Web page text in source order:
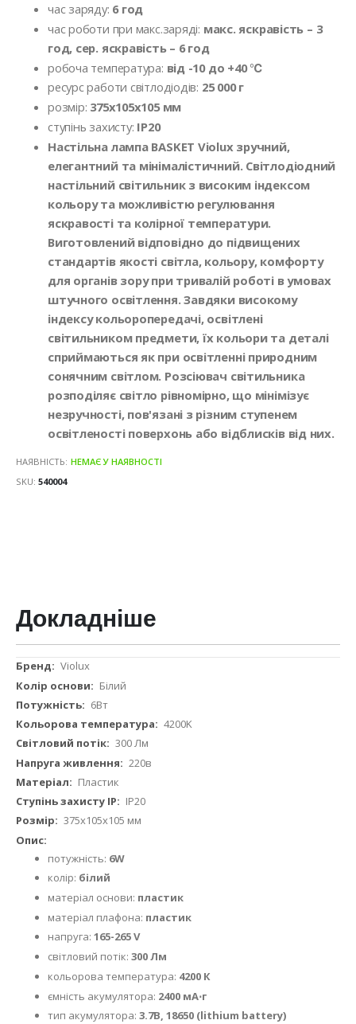
час заряду: 6 год
час роботи при макс.заряді: макс. яскравість – 3
год, сер. яскравість – 6 год
робоча температура: від -10 до +40 ℃
ресурс работи світлодіодів: 25 000 г
розмір: 375х105х105мм
ступінь захисту: IP20
Настільна лампа BASKET Violux зручний,
елегантний та мінімалістичний. Світлодіодний
настільний світильник з високим індексом
кольору та можливістю регулювання
яскравості та колірної температури.
Виготовлений відповідно до підвищених
стандартів якості світла, кольору, комфорту
для органів зору при тривалій роботі в умовах
штучного освітлення. Завдяки високому
індексу кольоропередачі, освітлені
світильником предмети, їх кольори та деталі
сприймаються як при освітленні природним
сонячним світлом. Розсіювач світильника
розподіляє світло рівномірно, що мінімізує
незручності, пов'язані з різним ступенем
освітленості поверхонь або відблисків від них.
НАЯВНІСТЬ: НЕМАЄ У НАЯВНОСТІ
SKU 540004
Докладніше
ДокладнішеViolux
Білий
6Вт
4200K
300 Лм
220в
Пластик
IP20
375х105х105 мм
потужність: 6W
колір: білий
матеріал основи: пластик
матеріал плафона: пластик
напруга: 165-265 V
cвітловий потік: 300 Лм
кольорова температура: 4200 К
ємність акумулятора: 2400 мА⋅г
тип акумулятора: 3.7В, 18650 (lithium battery)